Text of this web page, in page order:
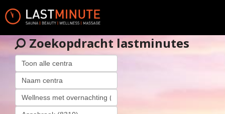
Zoekopdracht lastminutes